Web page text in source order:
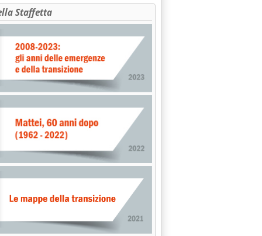
14.43.
sui rivenditori'
Staffetta